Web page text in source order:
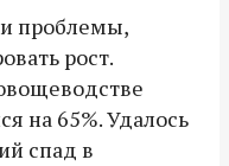
проблемы,
рост.
на 65%. Удалось
спад в